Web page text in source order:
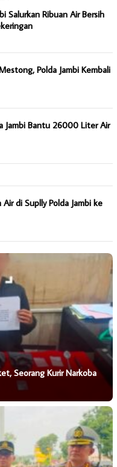
Salurkan Ribuan Air Bersih
Polda Jambi Kembali
Jambi Bantu 26000 Liter Air
di Suplly Polda Jambi ke
Seorang Kurir Narkoba